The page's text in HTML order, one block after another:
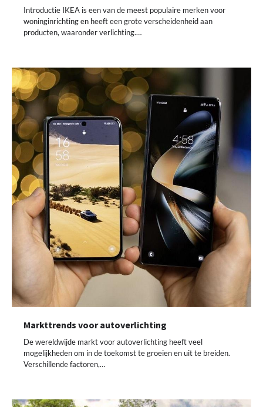
Introductie IKEA is een van de meest populaire merken voor
woninginrichting en heeft een grote verscheidenheid aan
producten, waaronder verlichting.…
Markttrends voor autoverlichting
De wereldwijde markt voor autoverlichting heeft veel
mogelijkheden om in de toekomst te groeien en uit te breiden.
Verschillende factoren,…